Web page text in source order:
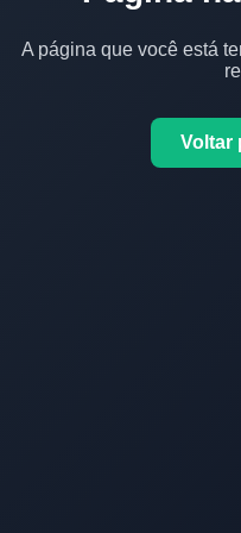
A página que você está
Voltar